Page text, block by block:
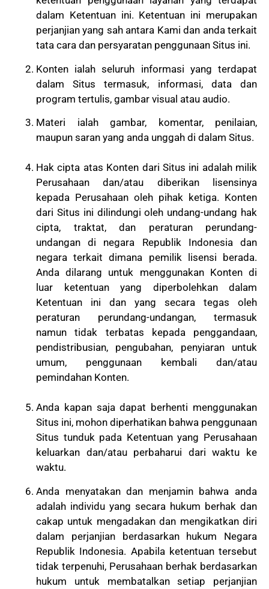
dalam Ketentuan ini. Ketentuan ini merupakan
perjanjian yang sah antara Kami dan anda terkait
tata cara dan persyaratan penggunaan Situs ini.
Konten ialah seluruh informasi yang terdapat
dalam Situs termasuk, informasi, data dan
program tertulis, gambar visual atau audio.
Materi ialah gambar, komentar, penilaian,
maupun saran yang anda unggah di dalam Situs.
Hak cipta atas Konten dari Situs ini adalah milik
Perusahaan dan/atau diberikan lisensinya
kepada Perusahaan oleh pihak ketiga. Konten
dari Situs ini dilindungi oleh undang-undang hak
cipta, traktat, dan peraturan perundang-
undangan di negara Republik Indonesia dan
negara terkait dimana pemilik lisensi berada.
Anda dilarang untuk menggunakan Konten di
luar ketentuan yang diperbolehkan dalam
Ketentuan ini dan yang secara tegas oleh
peraturan perundang-undangan, termasuk
namun tidak terbatas kepada penggandaan,
pendistribusian, pengubahan, penyiaran untuk
umum, penggunaan kembali dan/atau
pemindahan Konten.
Anda kapan saja dapat berhenti menggunakan
Situs ini, mohon diperhatikan bahwa penggunaan
Situs tunduk pada Ketentuan yang Perusahaan
keluarkan dan/atau perbaharui dari waktu ke
waktu.
Anda menyatakan dan menjamin bahwa anda
adalah individu yang secara hukum berhak dan
cakap untuk mengadakan dan mengikatkan diri
dalam perjanjian berdasarkan hukum Negara
Republik Indonesia. Apabila ketentuan tersebut
tidak terpenuhi, Perusahaan berhak berdasarkan
hukum untuk membatalkan setiap perjanjian